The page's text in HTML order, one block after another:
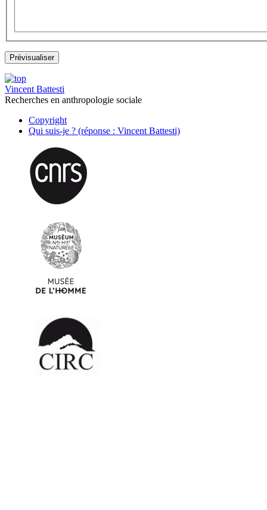
Vincent Battesti
Recherches en anthropologie sociale
Copyright
Qui suis-je ? (réponse : Vincent Battesti)